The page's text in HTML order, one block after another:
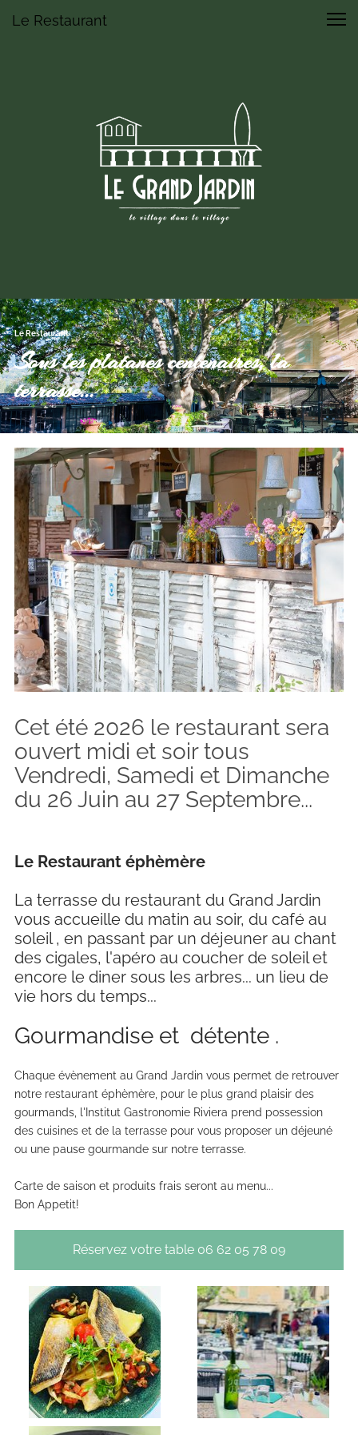
Le Restaurant
Le Restaurant
Sous les platanes centenaires, la
terrasse...
Cet été 2026 le restaurant sera
ouvert midi et soir tous
Vendredi, Samedi et Dimanche
du 26 Juin au 27 Septembre...
Le Restaurant éphèmère
La terrasse du restaurant du Grand Jardin
vous accueille du matin au soir, du café au
soleil , en passant par un déjeuner au chant
des cigales, l'apéro au coucher de soleil et
encore le diner sous les arbres... un lieu de
vie hors du temps...
Gourmandise et détente .
Chaque évènement au Grand Jardin vous permet de retrouver
notre restaurant éphèmère, pour le plus grand plaisir des
gourmands, l'Institut Gastronomie Riviera prend possession
des cuisines et de la terrasse pour vous proposer un déjeuné
ou une pause gourmande sur notre terrasse.
Carte de saison et produits frais seront au menu...
Bon Appetit!
Réservez votre table 06 62 05 78 09